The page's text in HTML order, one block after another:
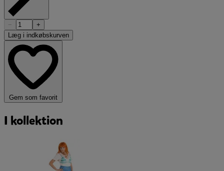
−
+
Læg i indkøbskurven
Gem som favorit
I kollektion